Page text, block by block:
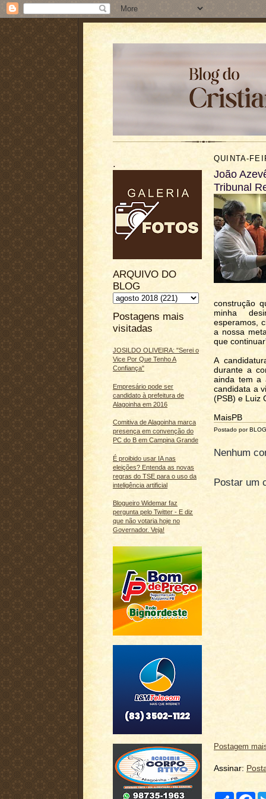
.
ARQUIVO DO
BLOG
Postagens mais
visitadas
JOSILDO OLIVEIRA: "Serei o
Vice Por Que Tenho A
Confiança"
Empresário pode ser
candidato à prefeitura de
Alagoinha em 2016
Comitiva de Alagoinha marca
presença em convenção do
PC do B em Campina Grande
É proibido usar IA nas
eleições? Entenda as novas
regras do TSE para o uso da
inteligência artificial
Blogueiro Widemar faz
pergunta pelo Twitter - E diz
que não votaria hoje no
Governador. Veja!
QUINTA-
João
Tribunal
construção
minha
esperamos,
a nossa
que
A
durante a
ainda tem a
candidata a
(PSB) e Luiz
MaisPB
Postado por
Nenhum
Postar um
Postagem
Assinar:
C
F